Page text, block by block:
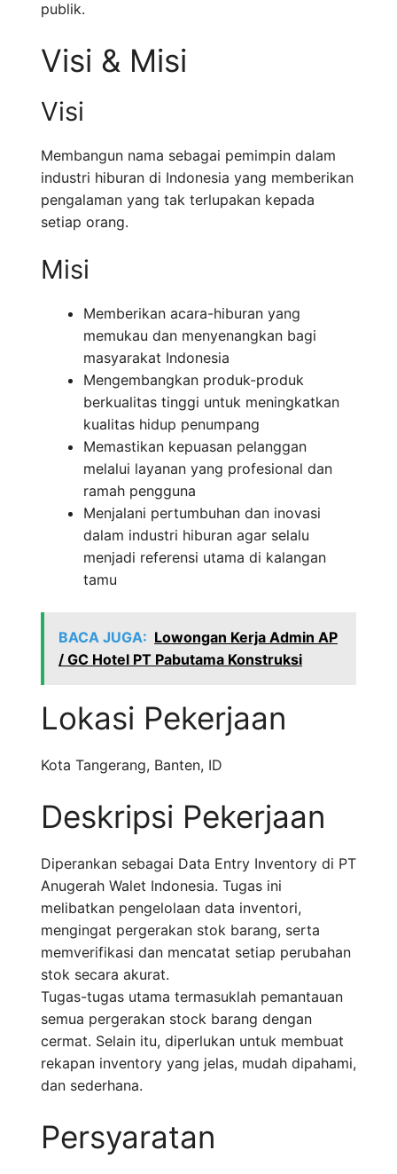
publik.
Visi & Misi
Visi
Membangun nama sebagai pemimpin dalam
industri hiburan di Indonesia yang memberikan
pengalaman yang tak terlupakan kepada
setiap orang.
Misi
Memberikan acara-hiburan yang
memukau dan menyenangkan bagi
masyarakat Indonesia
Mengembangkan produk-produk
berkualitas tinggi untuk meningkatkan
kualitas hidup penumpang
Memastikan kepuasan pelanggan
melalui layanan yang profesional dan
ramah pengguna
Menjalani pertumbuhan dan inovasi
dalam industri hiburan agar selalu
menjadi referensi utama di kalangan
tamu
BACA JUGA: Lowongan Kerja Admin AP
/ GC Hotel PT Pabutama Konstruksi
Lokasi Pekerjaan
Kota Tangerang, Banten, ID
Deskripsi Pekerjaan
Diperankan sebagai Data Entry Inventory di PT
Anugerah Walet Indonesia. Tugas ini
melibatkan pengelolaan data inventori,
mengingat pergerakan stok barang, serta
memverifikasi dan mencatat setiap perubahan
stok secara akurat.
Tugas-tugas utama termasuklah pemantauan
semua pergerakan stock barang dengan
cermat. Selain itu, diperlukan untuk membuat
rekapan inventory yang jelas, mudah dipahami,
dan sederhana.
Persyaratan